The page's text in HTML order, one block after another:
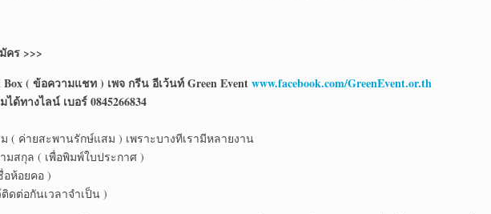
คร >>>
( ข้อความแชท ) เพจ กรีน อีเว้นท์ Green Eventwww.facebook.com/GreenEvent.or.th
ด้ทางไลน์ เบอร์ 0845266834
( ค่ายสะพานรักษ์แสม ) เพราะบางทีเรามีหลายงาน
สกุล ( เพื่อพิมพ์ใบประกาศ )
อห้อยคอ )
ดต่อกันเวลาจำเป็น )